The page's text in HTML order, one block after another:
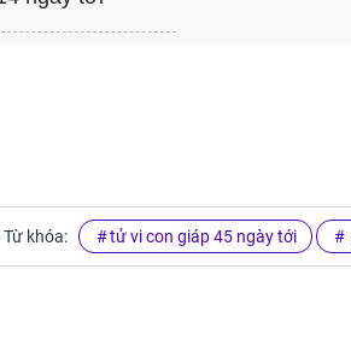
Từ khóa: tử vi con giáp 45 ngày tới